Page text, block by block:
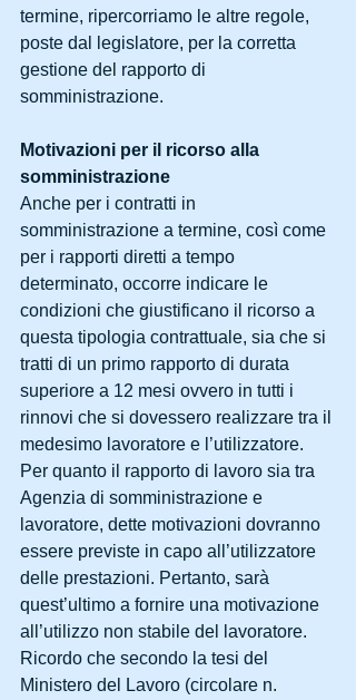
termine, ripercorriamo le altre regole,
poste dal legislatore, per la corretta
gestione del rapporto di
somministrazione.
Motivazioni per il ricorso alla
somministrazione
Anche per i contratti in
somministrazione a termine, così come
per i rapporti diretti a tempo
determinato, occorre indicare le
condizioni che giustificano il ricorso a
questa tipologia contrattuale, sia che si
tratti di un primo rapporto di durata
superiore a 12 mesi ovvero in tutti i
rinnovi che si dovessero realizzare tra il
medesimo lavoratore e l’utilizzatore.
Per quanto il rapporto di lavoro sia tra
Agenzia di somministrazione e
lavoratore, dette motivazioni dovranno
essere previste in capo all’utilizzatore
delle prestazioni. Pertanto, sarà
quest’ultimo a fornire una motivazione
all’utilizzo non stabile del lavoratore.
Ricordo che secondo la tesi del
Ministero del Lavoro (circolare n.